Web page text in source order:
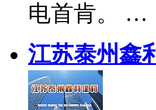
电首肯。 …
江苏泰州鑫